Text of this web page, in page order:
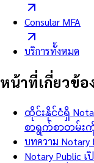
Consular MFA
บริการทั้งหมด
หน้าที่เกี่ยวข้อ
ထိုင်းနိုင်ငံရှိ
စာရွက်စာတမ်
บทความ Notary
Notary Public